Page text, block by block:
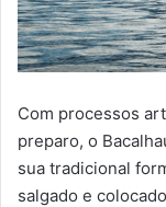
Com processos
preparo, o
sua tradicional
salgado e